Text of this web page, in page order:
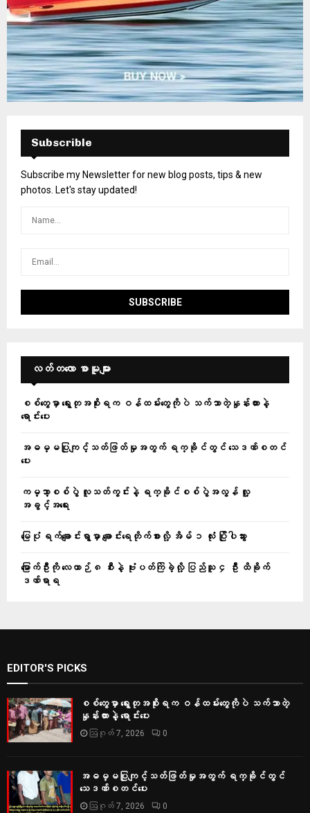
Subscrible
Subscribe my Newsletter for new blog posts, tips & new
photos. Let's stay updated!
လတ်တ‌လော စာမူများ
စစ်တွေမှာ ရွေးတုအစိုးရက ဝန်ထမ်းတွေကိုပဲ သက်သာတဲ့နှုန်းထားနဲ့
ရောင်းပေး
အဓမ္မပြုကျင့်သတ်ဖြတ်မှုအတွက် ရက္ခိုင်တွင် သေဒဏ်စတင်
ပေး
ကမ္ဘာ့စစ်ပွဲ လူသတ်ကွင်းနဲ့ ရက္ခိုင်စစ်ပွဲအလွန် လူ့
အခွင့်အရေး
မြေပုံ ရက်ချောင်းရွာမှာ ချောင်းရေတိုက်စားလို့ အိမ် ၁ လုံး ပြိုပါသွား
မြောက်ဦးကို လေယာဉ် ၈ စီးနဲ့ ဗုံးပတ်ကြဲခဲ့လို့ ပြည်သူ ၄ ဦး ထိခိုက်
ဒဏ်ရာရ
EDITOR'S PICKS
စစ်တွေမှာ ရွေးတုအစိုးရက ဝန်ထမ်းတွေကိုပဲ သက်သာတဲ့
နှုန်းထားနဲ့ ရောင်းပေး
ဩဂုတ် 7, 2026 0
အဓမ္မပြုကျင့်သတ်ဖြတ်မှုအတွက် ရက္ခိုင်တွင်
သေဒဏ်စတင်ပေး
ဩဂုတ် 7, 2026 0